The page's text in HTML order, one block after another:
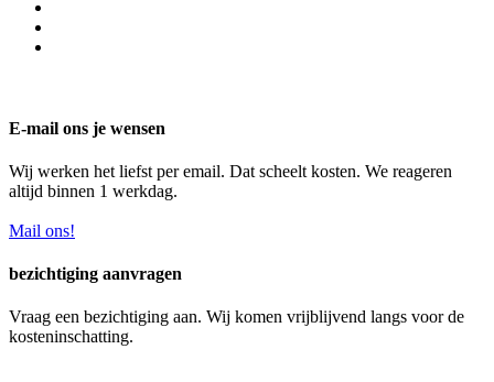
E-mail ons je wensen
Wij werken het liefst per email. Dat scheelt kosten. We reageren
altijd binnen 1 werkdag.
Mail ons!
bezichtiging aanvragen
Vraag een bezichtiging aan. Wij komen vrijblijvend langs voor de
kosteninschatting.